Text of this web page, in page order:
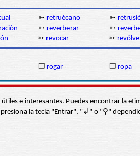
➳ retruécano ➳
➳ reverberar ➳
➳ revocar ➳
❒ rogar ❒ ropa
e interesantes. Puedes encontrar la
presiona la tecla "Entrar", "↲" o "⚲"